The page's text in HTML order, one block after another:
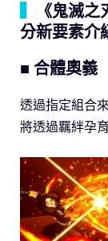
《鬼滅
分新要素介
■ 合體奧義
透過指定組合
將透過羈絆孕